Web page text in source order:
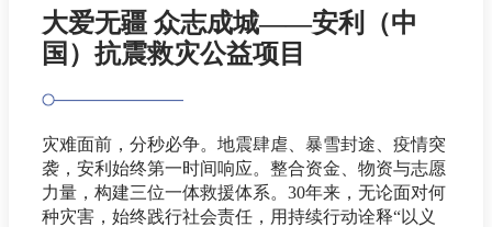
大爱无疆 众志成城——安利（中
国）抗震救灾公益项目
灾难面前，分秒必争。地震肆虐、暴雪封途、疫情突
袭，安利始终第一时间响应。整合资金、物资与志愿
力量，构建三位一体救援体系。30年来，无论面对何
种灾害，始终践行社会责任，用持续行动诠释“以义